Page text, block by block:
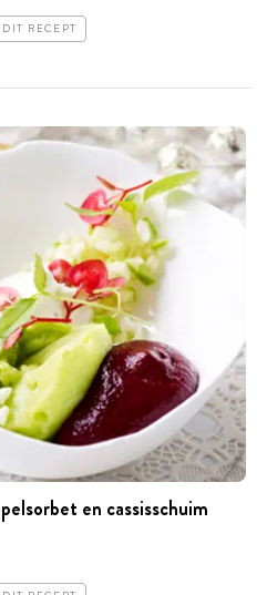
RECEPT
en cassisschuim